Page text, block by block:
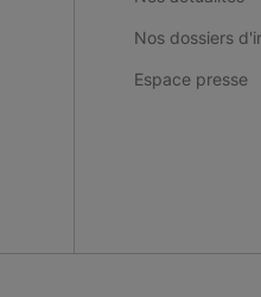
Nos dossiers
Espace presse